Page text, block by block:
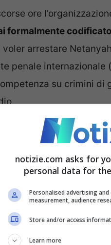
ore
formalmente
arrestare
penale internazionale
su crimini di
Roma?
sono contenuti
di arresto sono
Cpi. E non è il caso di
lo Statuto. È per
formali per un
notizie.com asks for
personal data for
Personalised advertising
measurement, audience
Store and/or access
Learn more